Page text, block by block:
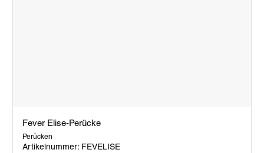
Fever Elise-Perücke
Perücken
Artikelnummer: FEVELISE